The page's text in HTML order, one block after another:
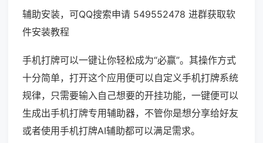
辅助安装，可QQ搜索申请 549552478 进群获取软
件安装教程
手机打牌可以一键让你轻松成为“必赢”。其操作方式
十分简单，打开这个应用便可以自定义手机打牌系统
规律，只需要输入自己想要的开挂功能，一键便可以
生成出手机打牌专用辅助器，不管你是想分享给好友
或者使用手机打牌AI辅助都可以满足需求。